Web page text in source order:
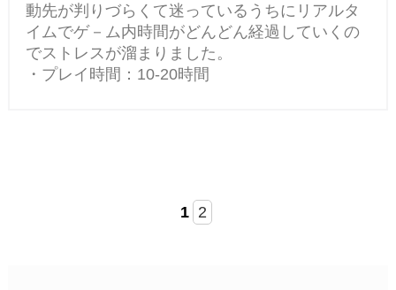
動先が判りづらくて迷っているうちにリアルタ
イムでゲ－ム内時間がどんどん経過していくの
でストレスが溜まりました。
・プレイ時間：10-20時間
1 2